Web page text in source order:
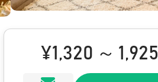
¥1,320 ～ 1,925